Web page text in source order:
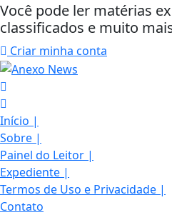
Você pode ler matérias
classificados e muito
Criar minha conta
Início |
Sobre |
Painel do Leitor |
Expediente |
Termos de Uso e Privacidade |
Contato